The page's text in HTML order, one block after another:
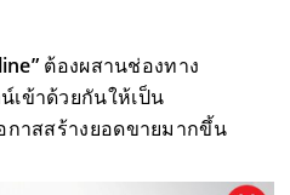
” ต้องผสานช่องทาง
เข้าด้วยกันให้เป็น
กาสสร้างยอดขายมากขึ้น